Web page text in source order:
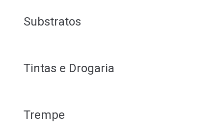
Substratos
Tintas e Drogaria
Trempe